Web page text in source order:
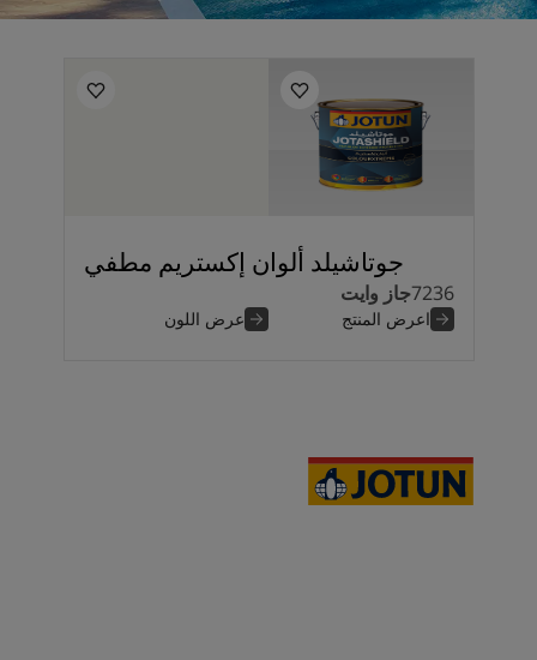
جوتاشيلد ألوان إكستريم مطفي
7236جاز وايت
اعرض المنتج عرض اللون